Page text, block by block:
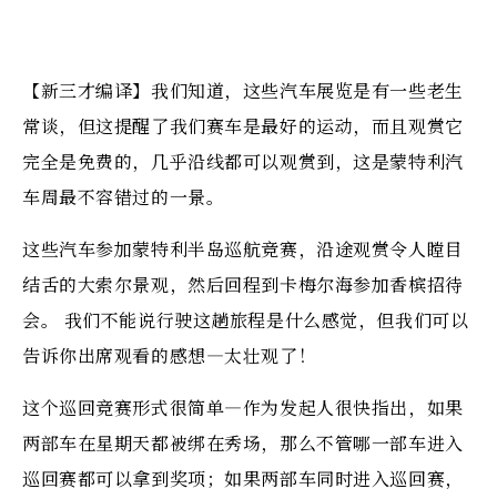
【新三才编译】我们知道，这些汽车展览是有一些老生
常谈，但这提醒了我们赛车是最好的运动，而且观赏它
完全是免费的，几乎沿线都可以观赏到，这是蒙特利汽
车周最不容错过的一景。
这些汽车参加蒙特利半岛巡航竞赛，沿途观赏令人瞠目
结舌的大索尔景观，然后回程到卡梅尔海参加香槟招待
会。 我们不能说行驶这趟旅程是什么感觉，但我们可以
告诉你出席观看的感想—太壮观了！
这个巡回竞赛形式很简单—作为发起人很快指出，如果
两部车在星期天都被绑在秀场，那么不管哪一部车进入
巡回赛都可以拿到奖项；如果两部车同时进入巡回赛，